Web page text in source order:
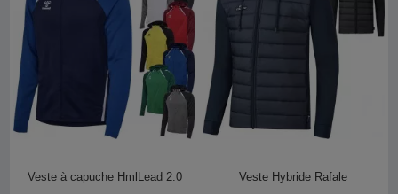
Veste à capuche HmlLead 2.0 Veste Hybride Rafale